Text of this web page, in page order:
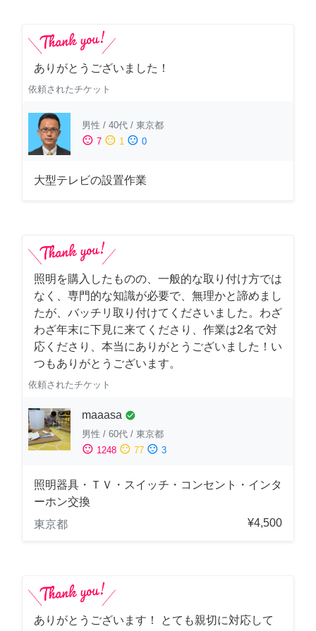
ありがとうございました！
依頼されたチケット
男性 / 40代 / 東京都
sentiment_satisfied 7 sentiment_neutral 1 sentiment_dissatisfied 0
大型テレビの設置作業
照明を購入したものの、一般的な取り付け方では
なく、専門的な知識が必要で、無理かと諦めまし
たが、バッチリ取り付けてくださいました。わざ
わざ年末に下見に来てくださり、作業は2名で対
応くださり、本当にありがとうございました！い
つもありがとうございます。
依頼されたチケット
maaasa check_circle
男性 / 60代 / 東京都
sentiment_satisfied 1248 sentiment_neutral 77 sentiment_dissatisfied 3
照明器具・ＴＶ・スイッチ・コンセント・インタ
ーホン交換
東京都
¥4,500
ありがとうございます！ とても親切に対応して